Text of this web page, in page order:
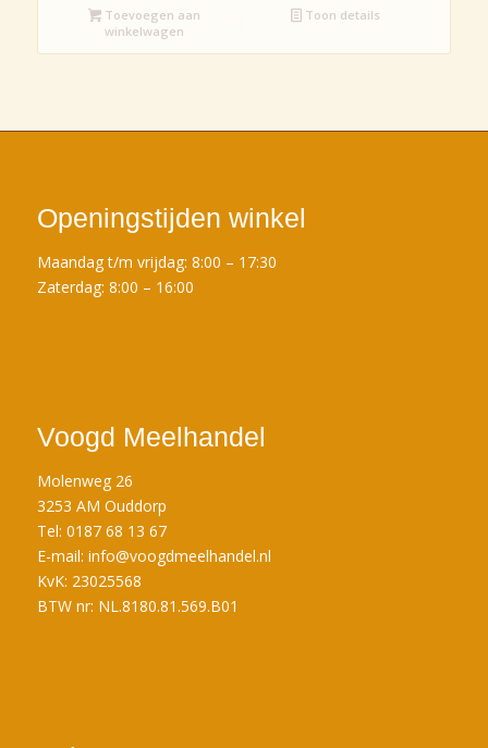
Toevoegen aan
winkelwagen
Toon details
Openingstijden winkel
Maandag t/m vrijdag: 8:00 – 17:30
Zaterdag: 8:00 – 16:00
Voogd Meelhandel
Molenweg 26
3253 AM Ouddorp
Tel: 0187 68 13 67
E-mail: info@voogdmeelhandel.nl
KvK: 23025568
BTW nr: NL.8180.81.569.B01